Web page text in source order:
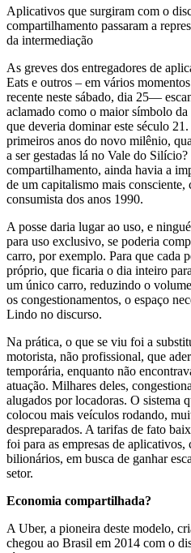
Aplicativos que surgiram com o
compartilhamento passaram a
da intermediação
As greves dos entregadores de
Eats e outros – em vários
recente neste sábado, dia 25—
aclamado como o maior símbolo
que deveria dominar este século
primeiros anos do novo milênio,
a ser gestadas lá no Vale do
compartilhamento, ainda havia a
de um capitalismo mais
consumista dos anos 1990.
A posse daria lugar ao uso, e
para uso exclusivo, se poderia
carro, por exemplo. Para que cada
próprio, que ficaria o dia inteiro
um único carro, reduzindo o
os congestionamentos, o espaço
Lindo no discurso.
Na prática, o que se viu foi a
motorista, não profissional, que
temporária, enquanto não
atuação. Milhares deles,
alugados por locadoras. O sistema
colocou mais veículos rodando,
despreparados. A tarifas de fato
foi para as empresas de aplicativos,
bilionários, em busca de ganhar
setor.
Economia compartilhada?
A Uber, a pioneira deste modelo,
chegou ao Brasil em 2014 com o